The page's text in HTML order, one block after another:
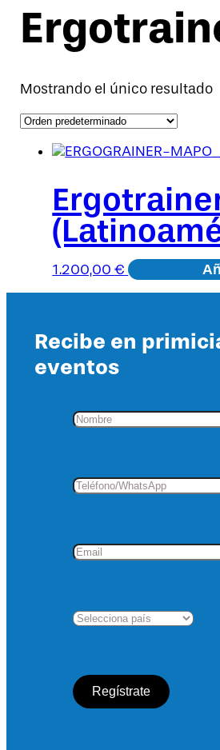
Mostrando el único resultado
1.200,00€
Recibe en
eventos